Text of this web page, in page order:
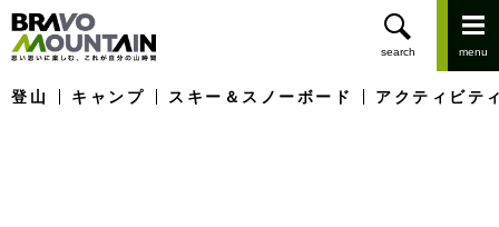
登山 キャンプ スキー＆スノーボード アクティビテ